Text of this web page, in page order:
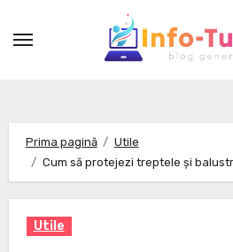
Prima pagină
Utile
Cum să protejezi treptele și
Utile